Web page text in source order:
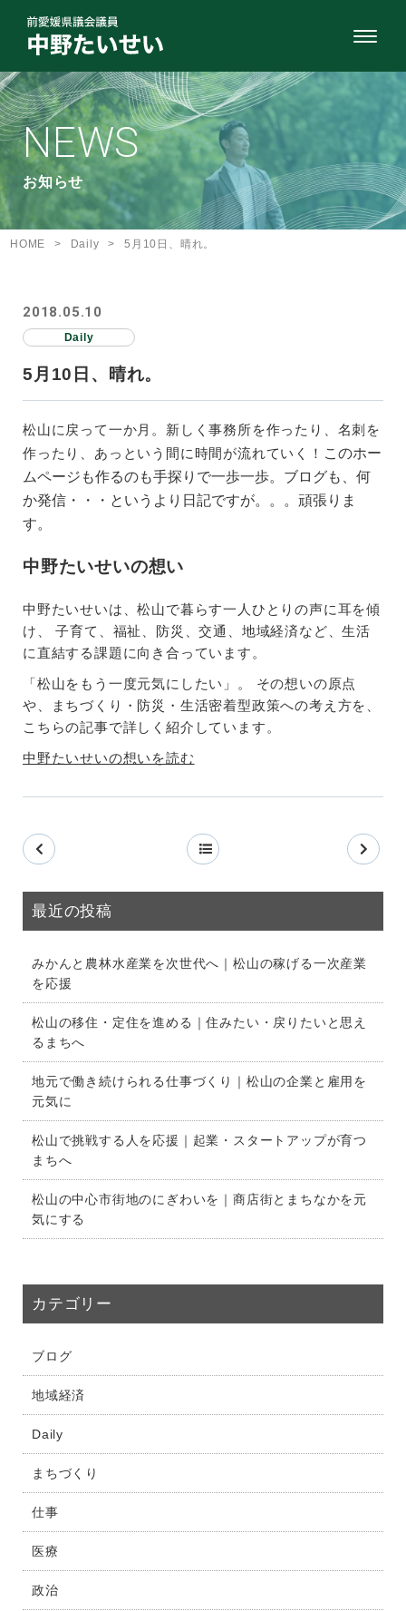
NEWS
お知らせ
HOME > Daily > 5月10日、晴れ。
2018.05.10
Daily
5月10日、晴れ。
松山に戻って一か月。新しく事務所を作ったり、名刺を
作ったり、あっという間に時間が流れていく！ このホー
ムページも作るのも手探りで一歩一歩。ブログも、何
か発信・・・というより日記ですが。。。頑張りま
す。
中野たいせいの想い
中野たいせいは、松山で暮らす一人ひとりの声に耳を傾
け、 子育て、福祉、防災、交通、地域経済など、生活
に直結する課題に向き合っています。
「松山をもう一度元気にしたい」。 その想いの原点
や、まちづくり・防災・生活密着型政策への考え方を、
こちらの記事で詳しく紹介しています。
中野たいせいの想いを読む
最近の投稿
みかんと農林水産業を次世代へ｜松山の稼げる一次産業
を応援
松山の移住・定住を進める｜住みたい・戻りたいと思え
るまちへ
地元で働き続けられる仕事づくり｜松山の企業と雇用を
元気に
松山で挑戦する人を応援｜起業・スタートアップが育つ
まちへ
松山の中心市街地のにぎわいを｜商店街とまちなかを元
気にする
カテゴリー
ブログ
地域経済
Daily
まちづくり
仕事
医療
政治